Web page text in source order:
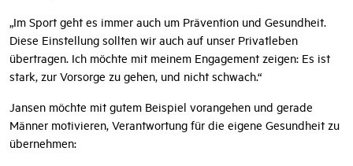
„Im Sport geht es immer auch um Prävention und Gesundheit.
Diese Einstellung sollten wir auch auf unser Privatleben
übertragen. Ich möchte mit meinem Engagement zeigen: Es ist
stark, zur Vorsorge zu gehen, und nicht schwach.“
Jansen möchte mit gutem Beispiel vorangehen und gerade
Männer motivieren, Verantwortung für die eigene Gesundheit zu
übernehmen: